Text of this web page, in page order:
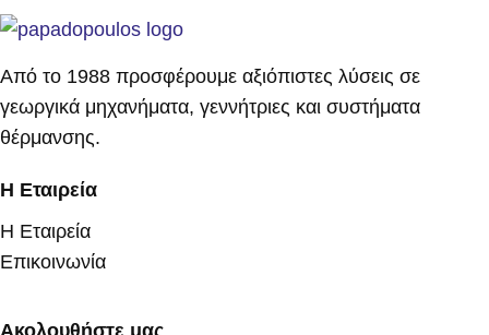
Από το 1988 προσφέρουμε αξιόπιστες λύσεις σε
γεωργικά μηχανήματα, γεννήτριες και συστήματα
θέρμανσης.
Η Εταιρεία
Η Εταιρεία
Επικοινωνία
Ακολουθήστε μας